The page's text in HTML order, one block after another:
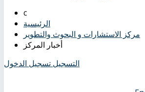
الرئيسية
مركز الاستشارات و البحوث والتطوير
أخبار المركز
التسجيل تسجيل الدخول